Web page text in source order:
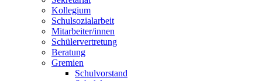
Kollegium
Schulsozialarbeit
Mitarbeiter/innen
Schülervertretung
Beratung
Gremien
Schulvorstand